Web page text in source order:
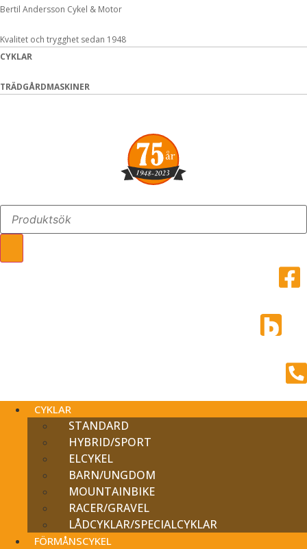
Hoppa
innehåll
Bertil Andersson Cykel & Motor
Kvalitet och trygghet sedan 1948
CYKLAR
TRÄDGÅRDMASKINER
Search
CYKLAR
STANDARD
HYBRID/SPORT
ELCYKEL
BARN/UNGDOM
MOUNTAINBIKE
RACER/GRAVEL
LÅDCYKLAR/SPECIALCYKLAR
FÖRMÅNSCYKEL